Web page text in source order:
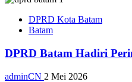
DPRD Kota Batam
Batam
DPRD Batam Hadiri
adminCN 2 Mei 2026